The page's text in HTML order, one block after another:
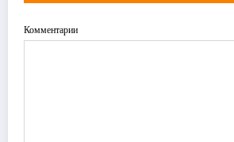
Комментарии